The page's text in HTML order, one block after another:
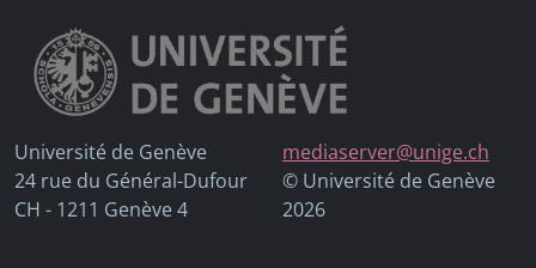
Université de Genève
24 rue du Général-Dufour
CH - 1211 Genève 4
mediaserver@unige.ch
© Université de Genève
2026